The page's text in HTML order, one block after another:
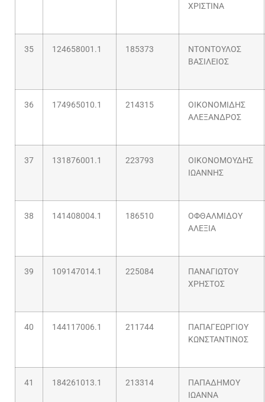
ΧΡΙΣΤΙΝΑ
35 124658001.1 185373
ΝΤΟΝΤΟΥΛΟΣ
ΒΑΣΙΛΕΙΟΣ
36 174965010.1 214315
ΟΙΚΟΝΟΜΙΔΗΣ
ΑΛΕΞΑΝΔΡΟΣ
37 131876001.1 223793
ΟΙΚΟΝΟΜΟΥΔΗΣ
ΙΩΑΝΝΗΣ
38 141408004.1 186510
ΟΦΘΑΛΜΙΔΟΥ
ΑΛΕΞΙΑ
39 109147014.1 225084
ΠΑΝΑΓΙΩΤΟΥ
ΧΡΗΣΤΟΣ
40 144117006.1 211744
ΠΑΠΑΓΕΩΡΓΙΟΥ
ΚΩΝΣΤΑΝΤΙΝΟΣ
41 184261013.1 213314
ΠΑΠΑΔΗΜΟΥ
ΙΩΑΝΝΑ